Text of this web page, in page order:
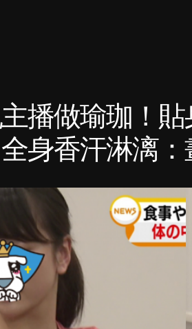
播做瑜珈！
身香汗淋漓：